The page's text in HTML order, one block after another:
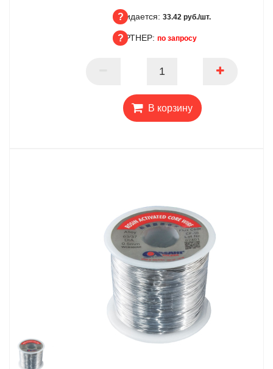
Ожидается
Ожидается: 33.42 руб./шт.
ПАРТНЕР: по запросу
В корзину